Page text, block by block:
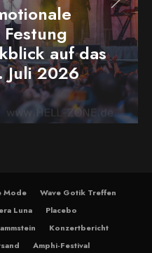
auf das
Juli 2026
Mode
Wave Gotik Treffen
Luna
Placebo
Konzertbericht
Amphi-Festival